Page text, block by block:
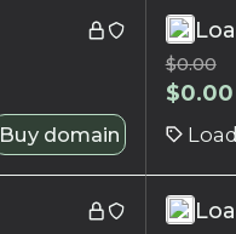
Buy domain
$0.00
$0.00